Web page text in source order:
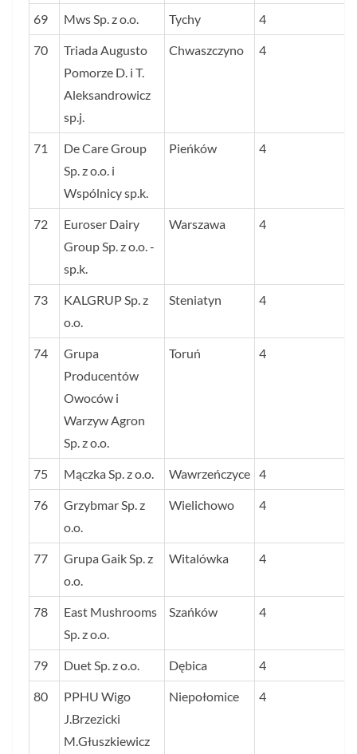
69 Mws Sp. z o.o. Tychy 4
70
Triada Augusto
Pomorze D. i T.
Aleksandrowicz
sp.j.
Chwaszczyno 4
71
De Care Group
Sp. z o.o. i
Wspólnicy sp.k.
Pieńków 4
72
Euroser Dairy
Group Sp. z o.o. -
sp.k.
Warszawa 4
73
KALGRUP Sp. z
o.o.
Steniatyn 4
74
Grupa
Producentów
Owoców i
Warzyw Agron
Sp. z o.o.
Toruń 4
75 Mączka Sp. z o.o. Wawrzeńczyce 4
76
Grzybmar Sp. z
o.o.
Wielichowo 4
77
Grupa Gaik Sp. z
o.o.
Witalówka 4
78
East Mushrooms
Sp. z o.o.
Szańków 4
79 Duet Sp. z o.o. Dębica 4
80
PPHU Wigo
J.Brzezicki
M.Głuszkiewicz
Niepołomice 4